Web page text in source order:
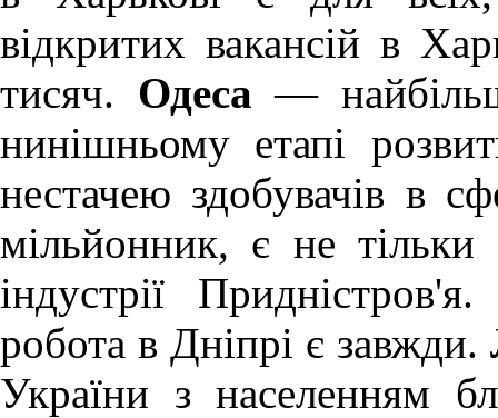
відкритих вакансій в
тисяч. Одеса —
нинішньому етапі
нестачею здобувачів в
мільйонник, є не
індустрії
робота в Дніпрі є завжди.
України з населенням